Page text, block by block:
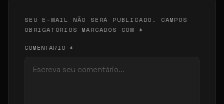
SEU E-MAIL NÃO SERÁ PUBLICADO. CAMPOS
OBRIGATÓRIOS MARCADOS COM *
COMENTÁRIO *